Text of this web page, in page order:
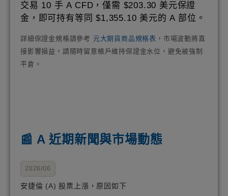
交易 10 手 A CFD，僅需 $203.30 美元保證
金，即可持有等同 $1,355.10 美元的 A 部位。
詳細保證金規格請參考 元大期貨商品規格表 ，市場波動將直
接影響損益，請隨時留意帳戶維持保證金水位，避免被強制
平倉。
📰 A 近期新聞與市場動態
2026/06
安捷倫 (A) 股票上漲，原因如下